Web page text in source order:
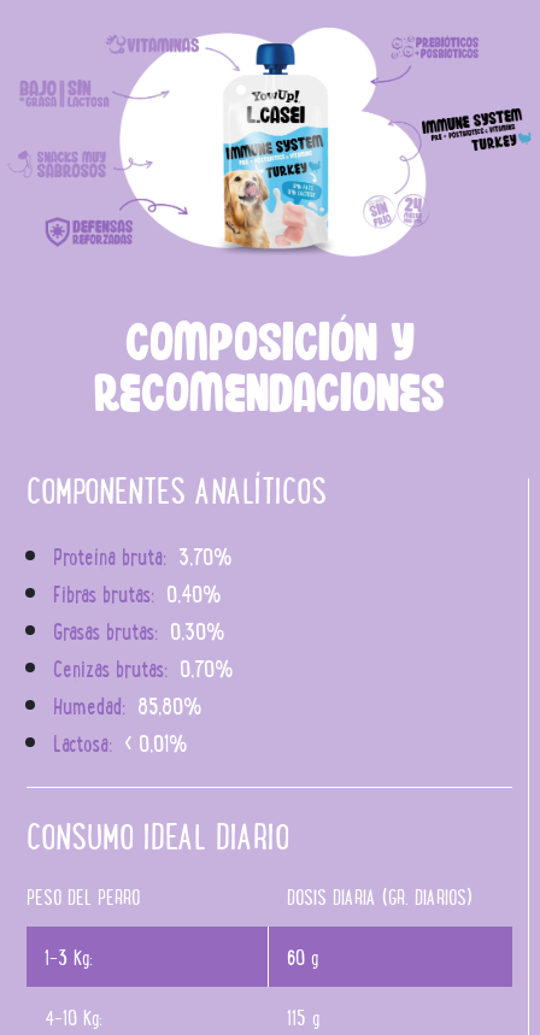
COMPOSICIÓN Y
RECOMENDACIONES
COMPONENTES ANALÍTICOS
Proteína bruta: 3,70%
Fibras brutas: 0,40%
Grasas brutas: 0,30%
Cenizas brutas: 0,70%
Humedad: 85,80%
Lactosa: < 0,01%
CONSUMO IDEAL DIARIO
PESO DEL PERRO
DOSIS DIARIA (GR. DIARIOS)
1-3 Kg:
60 g
4-10 Kg:
115 g